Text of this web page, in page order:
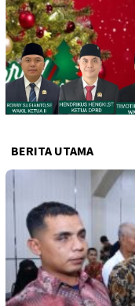
BERITA UTAMA